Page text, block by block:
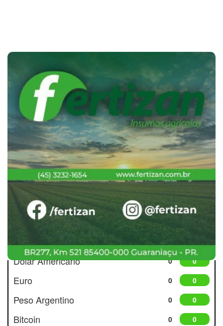
Cotações
Dólar Americano 0 0
Euro 0 0
Peso Argentino 0 0
Bitcoin 0 0